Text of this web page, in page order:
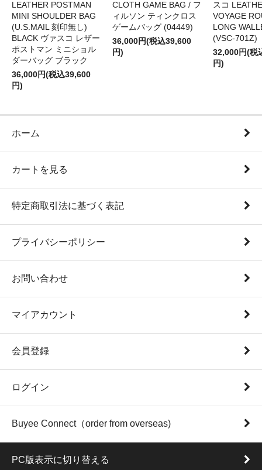
LEATHER POSTMAN
MINI SHOULDER BAG
(U.S.MAIL 刻印無し)
BLACK ヴァスコ レザー
ポストマン ミニショル
ダーバッグ ブラック
36,000円(税込39,600
円)
CLOTH GAME BAG / フ
ィルソン ティンクロス
ゲームバッグ (04449)
36,000円(税込39,600
円)
スコ
VOYAGE
LONG
(VSC-701Z)
32,000円(税
円)
ホーム
カートを見る
特定商取引法に基づく表記
プライバシーポリシー
お問い合わせ
マイアカウント
会員登録
ログイン
Buyee Connect（order from overseas)
PC版表示に切り替える